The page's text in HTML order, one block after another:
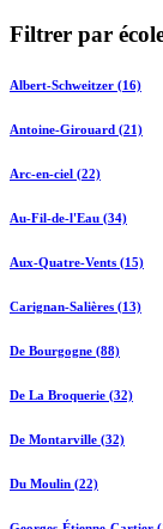
Filtrer par
Albert-Schweitzer (16)
Antoine-Girouard (21)
Arc-en-ciel (22)
Au-Fil-de-l'Eau (34)
Aux-Quatre-Vents (15)
Carignan-Salières (13)
De Bourgogne (88)
De La Broquerie (32)
De Montarville (32)
Du Moulin (22)